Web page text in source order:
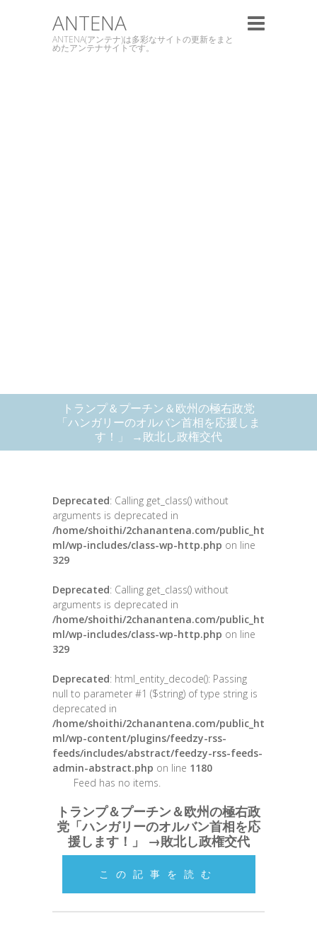
ANTENA
ANTENA(アンテナ)は多彩なサイトの更新をまと
めたアンテナサイトです。
トランプ＆プーチン＆欧州の極右政党
「ハンガリーのオルバン首相を応援しま
す！」 →敗北し政権交代
Deprecated: Calling get_class() without
arguments is deprecated in
/home/shoithi/2chanantena.com/public_ht
ml/wp-includes/class-wp-http.php on line
329
Deprecated: Calling get_class() without
arguments is deprecated in
/home/shoithi/2chanantena.com/public_ht
ml/wp-includes/class-wp-http.php on line
329
Deprecated: html_entity_decode(): Passing
null to parameter #1 ($string) of type string is
deprecated in
/home/shoithi/2chanantena.com/public_ht
ml/wp-content/plugins/feedzy-rss-
feeds/includes/abstract/feedzy-rss-feeds-
admin-abstract.php on line 1180
Feed has no items.
トランプ＆プーチン＆欧州の極右政
党「ハンガリーのオルバン首相を応
援します！」 →敗北し政権交代
この記事を読む